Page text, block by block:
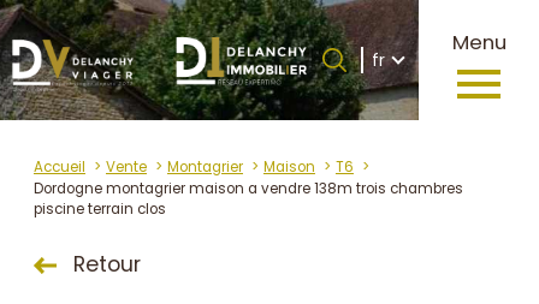
Menu
Langue
fr
Accueil 0 Langue
fr
Accueil Vente Montagrier Maison
T6
Dordogne montagrier maison a vendre 138m trois chambres
piscine terrain clos
Retour